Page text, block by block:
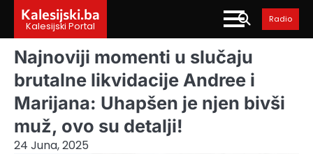
content
Kalesijski.ba
Kalesijski Portal
Radio
Najnoviji momenti u slučaju
brutalne likvidacije Andree i
Marijana: Uhapšen je njen bivši
muž, ovo su detalji!
24 Juna, 2025